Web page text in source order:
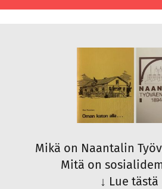
Mikä on Naantalin
Mitä on
↓ Lue tästä